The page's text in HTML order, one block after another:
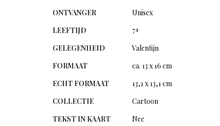
ONTVANGER
Unisex
LEEFTIJD
7+
GELEGENHEID
Valentijn
FORMAAT
ca. 13 x 16 cm
ECHT FORMAAT
13,1 x 13,1 cm
COLLECTIE
Cartoon
TEKST IN KAART
Nee